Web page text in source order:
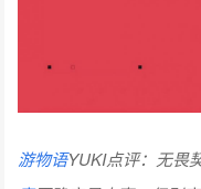
游物语YUKI点评： 无畏